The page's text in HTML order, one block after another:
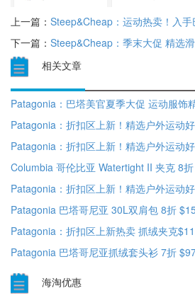
上一篇： Steep&Cheap：运动热卖！入手巴塔哥
下一篇： Steep&Cheap：季末大促 精选
相关文章
Patagonia：折扣区上新！精选户外运动
Patagonia：折扣区上新！精选户外运动
Columbia 哥伦比亚 Watertight II 夹克 8折
Patagonia：折扣区上新！精选户外运动
Patagonia 巴塔哥尼亚 30L双肩包 8折
Patagonia：折扣区上新热卖 抓绒夹克
Patagonia 巴塔哥尼亚抓绒套头衫 7折
海淘优惠